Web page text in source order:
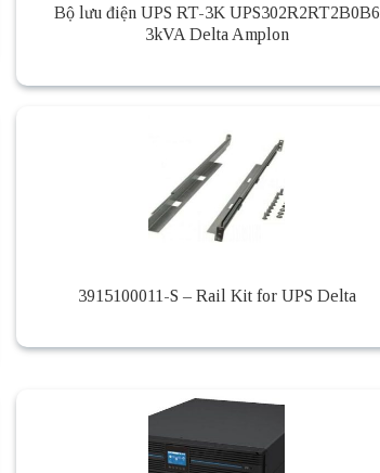
Bộ lưu điện UPS RT-3K UPS302R2RT2B0B6
3kVA Delta Amplon
3915100011-S – Rail Kit for UPS Delta